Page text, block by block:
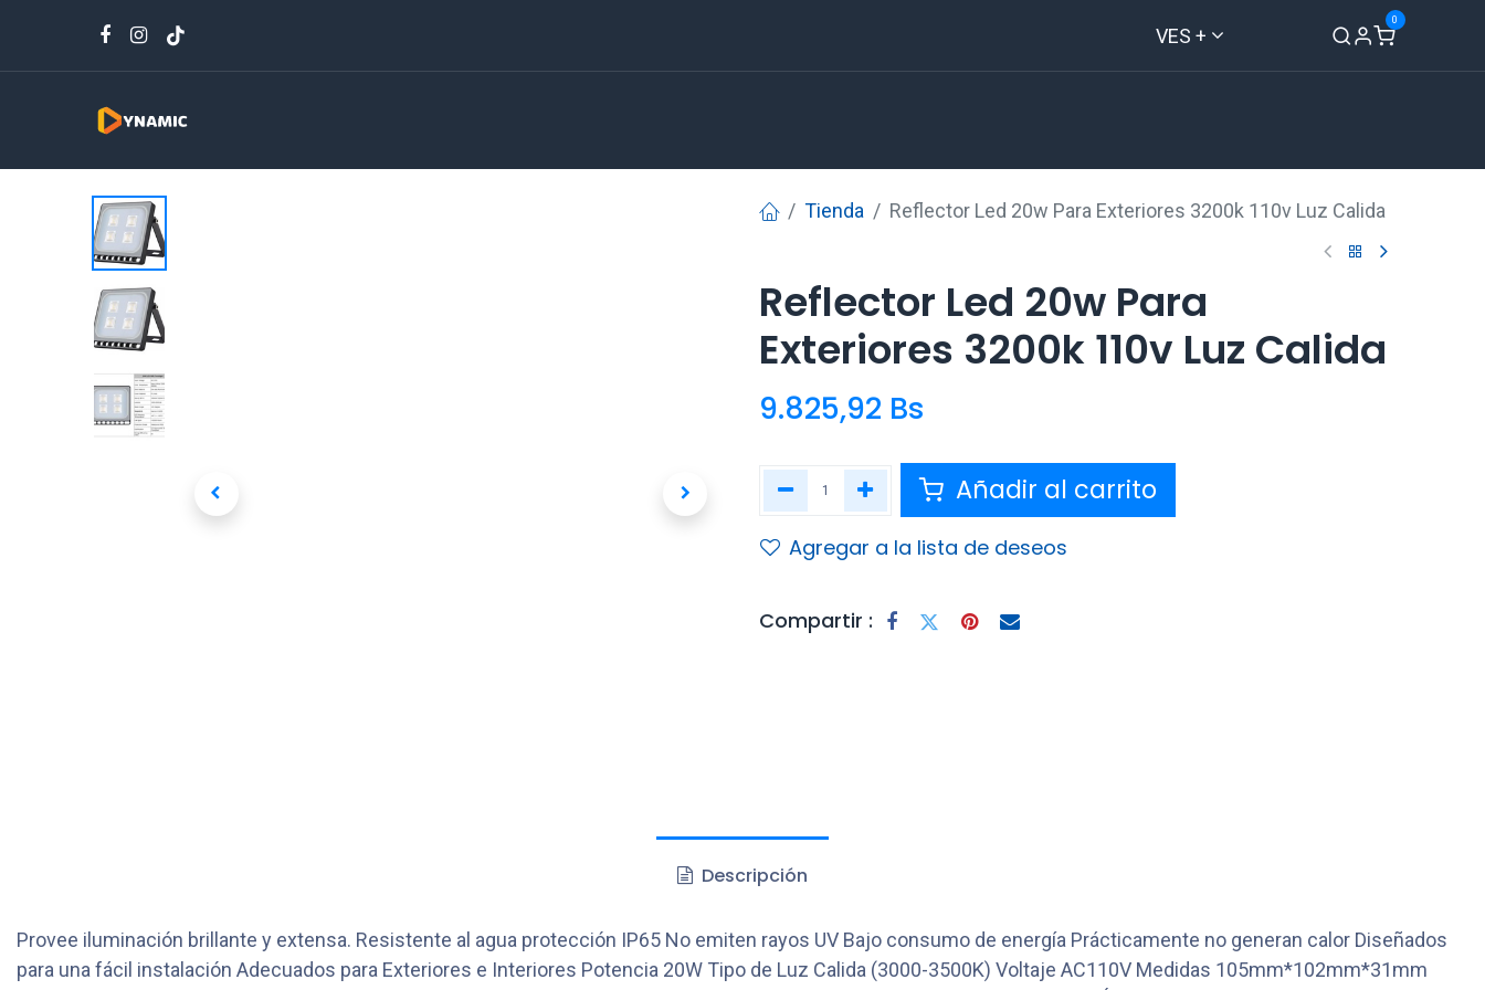
VES +
0
Tienda Reflector Led 20w Para Exteriores 3200k 110v Luz Calida
Reflector Led 20w Para
Exteriores 3200k 110v Luz Calida
9.825,92 Bs
Añadir al carrito
Agregar a la lista de deseos
Compartir :
Descripción
Provee iluminación brillante y extensa. Resistente al agua protección IP65 No emiten rayos UV Bajo consumo de energía Prácticamente no generan calor Diseñados
para una fácil instalación Adecuados para Exteriores e Interiores Potencia 20W Tipo de Luz Calida (3000-3500K) Voltaje AC110V Medidas 105mm*102mm*31mm